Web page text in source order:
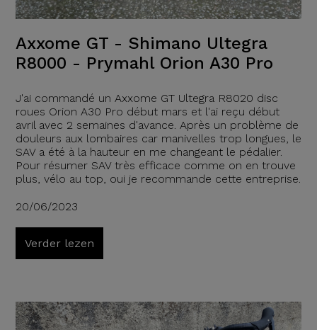
Axxome GT - Shimano Ultegra
R8000 - Prymahl Orion A30 Pro
J'ai commandé un Axxome GT Ultegra R8020 disc
roues Orion A30 Pro début mars et l'ai reçu début
avril avec 2 semaines d'avance. Après un problème de
douleurs aux lombaires car manivelles trop longues, le
SAV a été à la hauteur en me changeant le pédalier.
Pour résumer SAV très efficace comme on en trouve
plus, vélo au top, oui je recommande cette entreprise.
20/06/2023
Verder lezen